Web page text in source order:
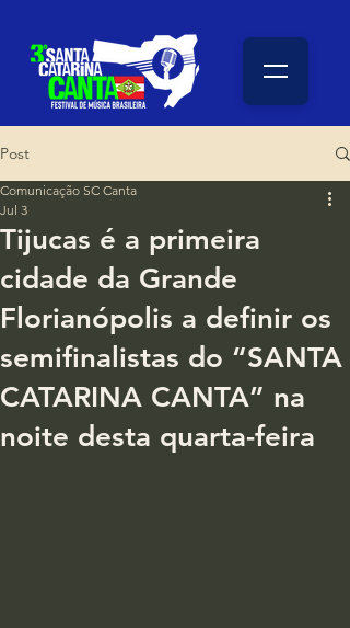
Post
Tijucas é a primeira
cidade da Grande
Florianópolis a definir os
semifinalistas do “SANTA
CATARINA CANTA” na
noite desta quarta-feira
Comunicação SC Canta
Jul 3